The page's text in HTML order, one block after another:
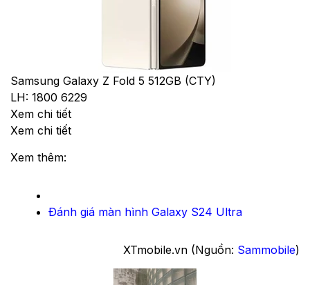
Samsung Galaxy Z Fold 5 512GB (CTY)
LH: 1800 6229
Xem chi tiết
Xem chi tiết
Xem thêm:
Đánh giá màn hình Galaxy S24 Ultra
XTmobile.vn (Nguồn: Sammobile)